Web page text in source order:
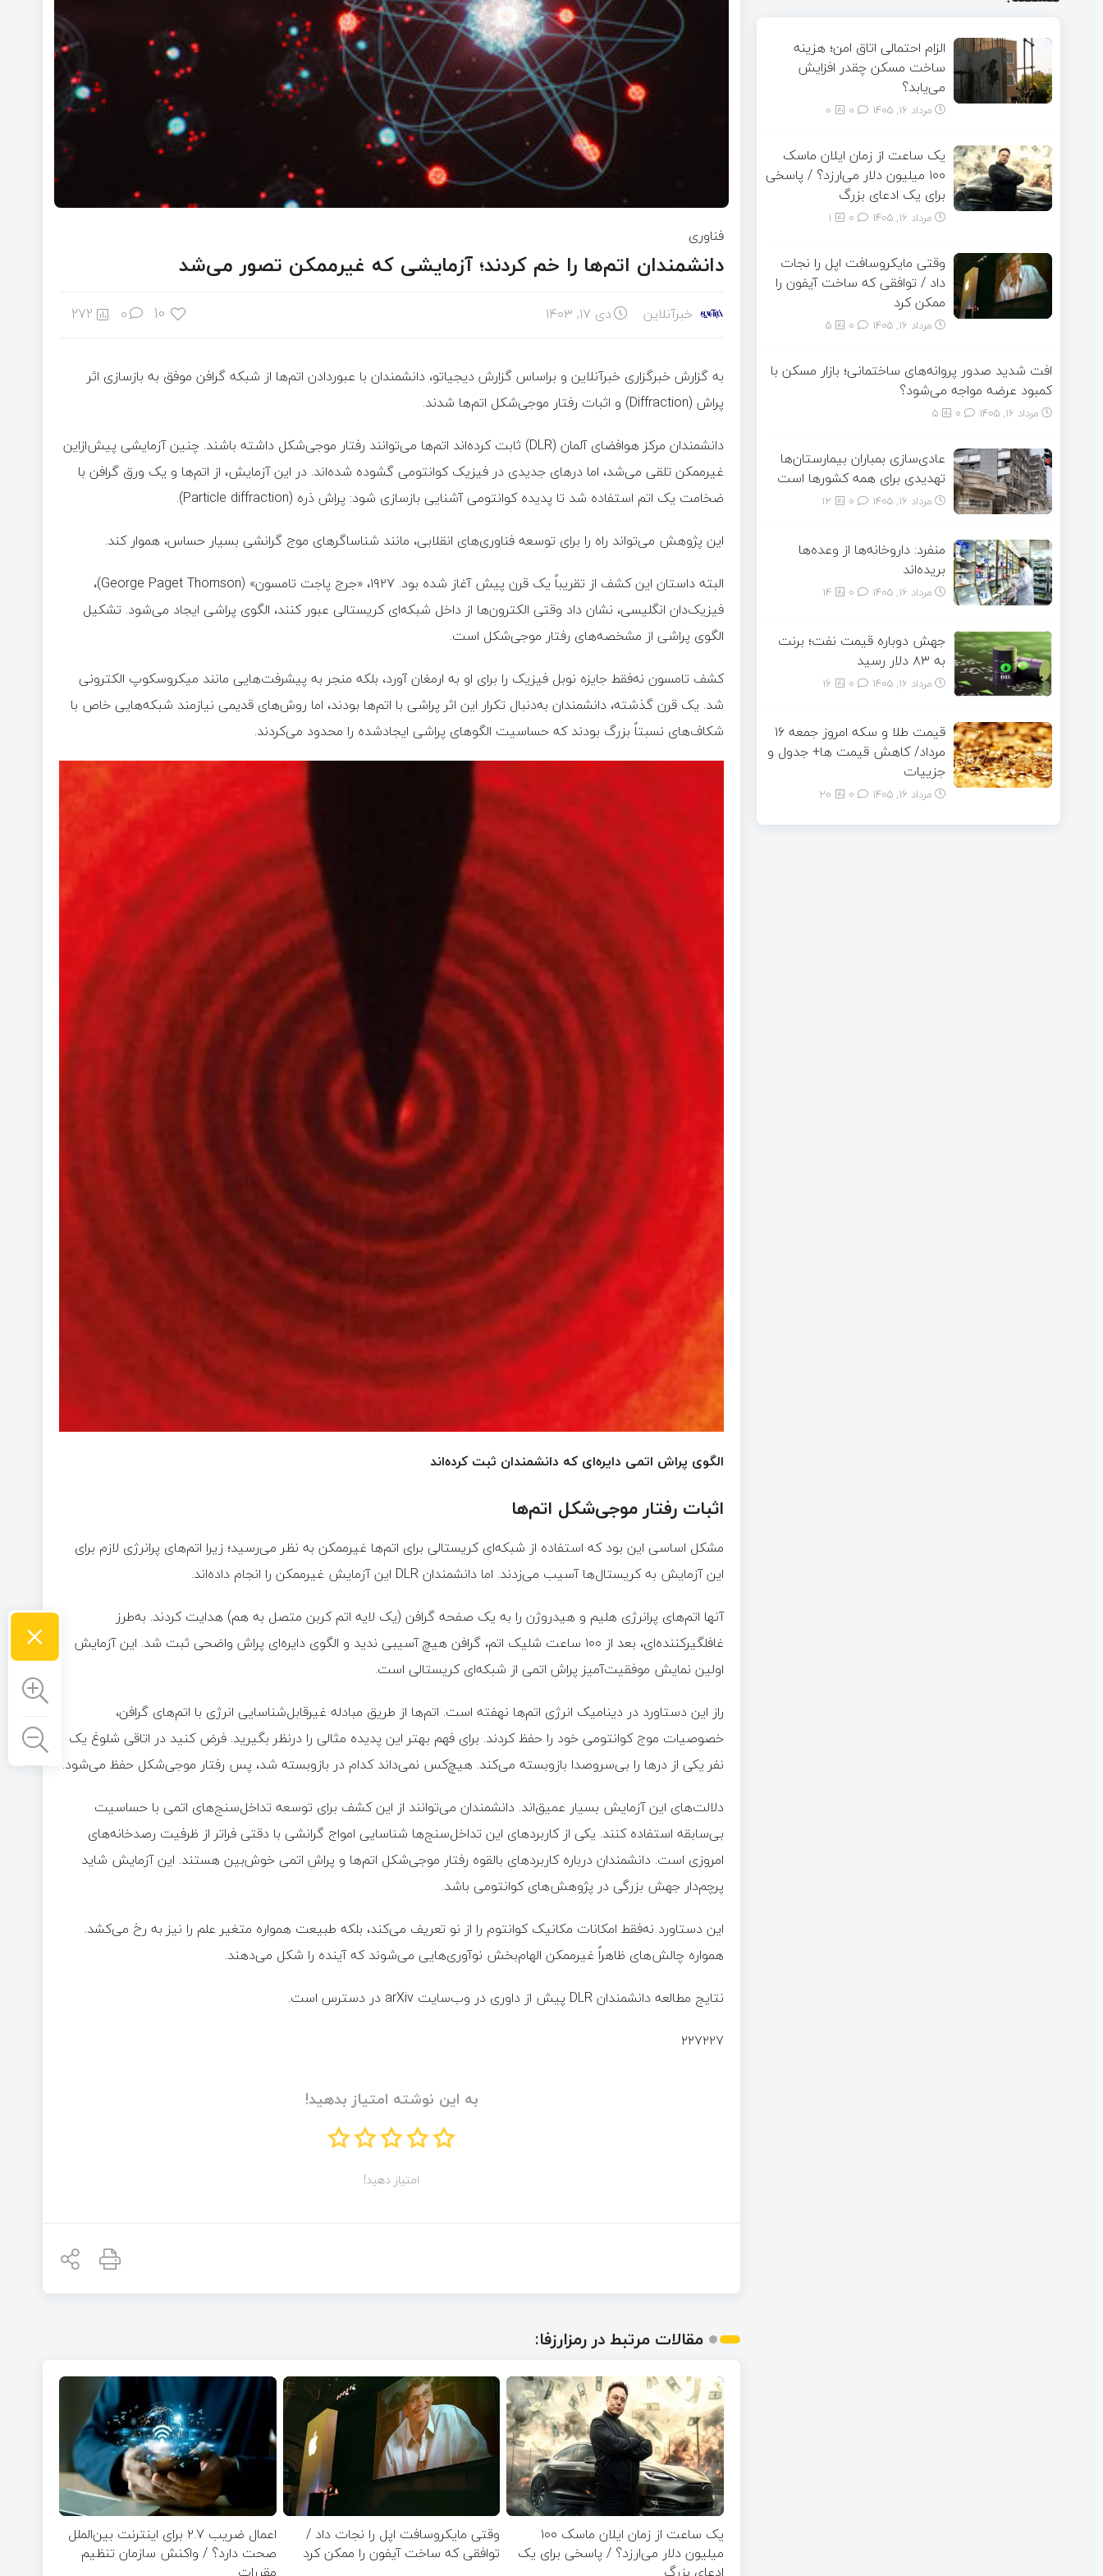
فناوری
دانشمندان اتم‌ها را خم کردند؛ آزمایشی که غیرممکن تصور می‌شد
خبرآنلاین دی ۱۷, ۱۴۰۳ 10
0
272
به گزارش خبرگزاری خبرآنلاین و براساس گزارش دیجیاتو، دانشمندان با عبوردادن اتم‌ها از شبکه گرافن موفق به بازسازی اثر
پراش (Diffraction) و اثبات رفتار موجی‌شکل اتم‌ها شدند.
دانشمندان مرکز هوافضای آلمان (DLR) ثابت کرده‌اند اتم‌ها می‌توانند رفتار موجی‌شکل داشته باشند. چنین آزمایشی پیش‌ازاین
غیرممکن تلقی می‌شد، اما درهای جدیدی در فیزیک کوانتومی گشوده شده‌اند. در این آزمایش، از اتم‌ها و یک ورق گرافن با
ضخامت یک اتم استفاده شد تا پدیده کوانتومی آشنایی بازسازی شود: پراش ذره (Particle diffraction).
این پژوهش می‌تواند راه را برای توسعه فناوری‌های انقلابی، مانند شناساگرهای موج گرانشی بسیار حساس، هموار کند.
البته داستان این کشف از تقریباً یک قرن پیش آغاز شده بود. ۱۹۲۷، «جرج پاجت تامسون» (George Paget Thomson)،
فیزیک‌دان انگلیسی، نشان داد وقتی الکترون‌ها از داخل شبکه‌ای کریستالی عبور کنند، الگوی پراشی ایجاد می‌شود. تشکیل
الگوی پراشی از مشخصه‌های رفتار موجی‌شکل است.
کشف تامسون نه‌فقط جایزه نوبل فیزیک را برای او به ارمغان آورد، بلکه منجر به پیشرفت‌هایی مانند میکروسکوپ الکترونی
شد. یک قرن گذشته، دانشمندان به‌دنبال تکرار این اثر پراشی با اتم‌ها بودند، اما روش‌های قدیمی نیازمند شبکه‌هایی خاص با
شکاف‌های نسبتاً بزرگ بودند که حساسیت الگوهای پراشی ایجادشده را محدود می‌کردند.
الگوی پراش اتمی دایره‌ای که دانشمندان ثبت کرده‌اند
اثبات رفتار موجی‌شکل اتم‌ها
مشکل اساسی این بود که استفاده از شبکه‌ای کریستالی برای اتم‌ها غیرممکن به نظر می‌رسید؛ زیرا اتم‌های پرانرژی لازم برای
این آزمایش به کریستال‌ها آسیب می‌زدند. اما دانشمندان DLR این آزمایش غیرممکن را انجام داده‌اند.
آنها اتم‌های پرانرژی هلیم و هیدروژن را به یک صفحه گرافن (یک لایه اتم کربن متصل به هم) هدایت کردند. به‌طرز
غافلگیرکننده‌ای، بعد از ۱۰۰ ساعت شلیک اتم، گرافن هیچ آسیبی ندید و الگوی دایره‌ای پراش واضحی ثبت شد. این آزمایش
اولین نمایش موفقیت‌آمیز پراش اتمی از شبکه‌ای کریستالی است.
راز این دستاورد در دینامیک انرژی اتم‌ها نهفته است. اتم‌ها از طریق مبادله غیرقابل‌شناسایی انرژی با اتم‌های گرافن،
خصوصیات موج کوانتومی خود را حفظ کردند. برای فهم بهتر این پدیده مثالی را درنظر بگیرید. فرض کنید در اتاقی شلوغ یک
نفر یکی از درها را بی‌سروصدا بازوبسته می‌کند. هیچ‌کس نمی‌داند کدام در بازوبسته شد، پس رفتار موجی‌شکل حفظ می‌شود.
دلالت‌های این آزمایش بسیار عمیق‌اند. دانشمندان می‌توانند از این کشف برای توسعه تداخل‌سنج‌های اتمی با حساسیت
بی‌سابقه استفاده کنند. یکی از کاربردهای این تداخل‌سنج‌ها شناسایی امواج گرانشی با دقتی فراتر از ظرفیت رصدخانه‌های
امروزی است. دانشمندان درباره کاربردهای بالقوه رفتار موجی‌شکل اتم‌ها و پراش اتمی خوش‌بین هستند. این آزمایش شاید
پرچم‌دار جهش بزرگی در پژوهش‌های کوانتومی باشد.
این دستاورد نه‌فقط امکانات مکانیک کوانتوم را از نو تعریف می‌کند، بلکه طبیعت همواره متغیر علم را نیز به رخ می‌کشد.
همواره چالش‌های ظاهراً غیرممکن الهام‌بخش نوآوری‌هایی می‌شوند که آینده را شکل می‌دهند.
نتایج مطالعه دانشمندان DLR پیش از داوری در وب‌سایت arXiv در دسترس است.
۲۲۷۲۲۷
به این نوشته امتیاز بدهید!
امتیاز دهید!
مقالات مرتبط در رمزارزفا:
یک ساعت از زمان ایلان ماسک ۱۰۰
میلیون دلار می‌ارزد؟ / پاسخی برای یک
وقتی مایکروسافت اپل را نجات داد /
توافقی که ساخت آیفون را ممکن کرد
اعمال ضریب ۲.۷ برای اینترنت بین‌الملل
صحت دارد؟ / واکنش سازمان تنظیم
الزام احتمالی اتاق امن؛ هزینه
ساخت مسکن چقدر افزایش
می‌یابد؟
مرداد ۱۶, ۱۴۰۵ 0
یک ساعت از زمان ایلان ماسک
۱۰۰ میلیون دلار می‌ارزد؟ / پاسخی
برای یک ادعای بزرگ
مرداد ۱۶, ۱۴۰۵ 1
وقتی مایکروسافت اپل را نجات
داد / توافقی که ساخت آیفون را
ممکن کرد
مرداد ۱۶, ۱۴۰۵ 5
افت شدید صدور پروانه‌های ساختمانی؛ بازار مسکن با
کمبود عرضه مواجه می‌شود؟
مرداد ۱۶, ۱۴۰۵ 5
عادی‌سازی بمباران بیمارستان‌ها
تهدیدی برای همه کشورها است
مرداد ۱۶, ۱۴۰۵ 12
منفرد: داروخانه‌ها از وعده‌ها
بریده‌اند
مرداد ۱۶, ۱۴۰۵ 14
جهش دوباره قیمت نفت؛ برنت
به ۸۳ دلار رسید
مرداد ۱۶, ۱۴۰۵ 16
قیمت طلا و سکه امروز جمعه ۱۶
مرداد/ کاهش قیمت ها+ جدول و
جزییات
مرداد ۱۶, ۱۴۰۵ 20
×